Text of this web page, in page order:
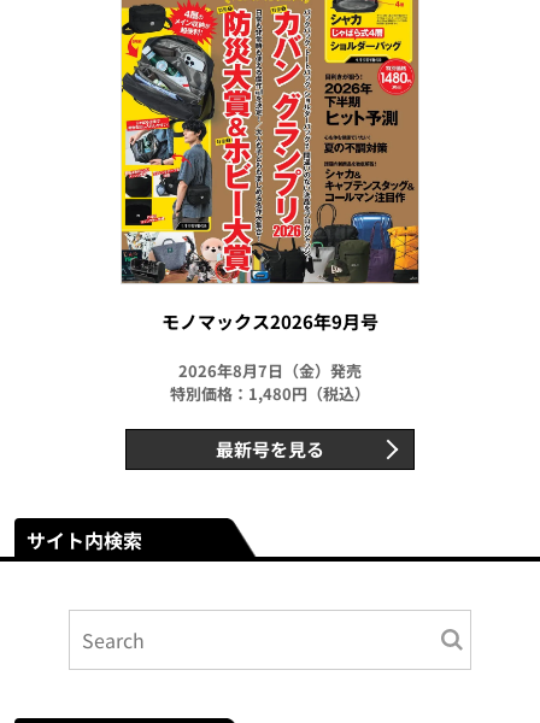
モノマックス2026年9月号
2026年8月7日（金）発売
特別価格：1,480円（税込）
最新号を見る
サイト内検索